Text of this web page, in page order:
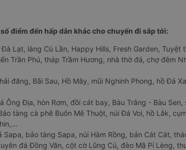
điểm đến hấp dẫn khác cho chuyến đi sắp tới:
Đà Lạt, làng Cù Lần, Happy Hills, Fresh Garden,
Trần Phú, tháp Trầm Hương, nhà thờ đá, chợ đêm
đăng, Bãi Sau, Hồ Mây, mũi Nghinh Phong, hồ Đá
Ông Địa, hòn Rơm, đồi cát bay, Bàu Trắng - Bàu
tàng cà phê Buôn Mê Thuột, núi Đá Voi, hồ Lắk,
Sapa, bảo tàng Sapa, núi Hàm Rồng, bản Cát Cát,
đá Đồng Văn, cột cờ Lũng Cú, đèo Mã Pí Lèng,